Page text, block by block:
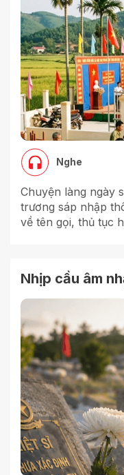
Nghe
Chuyện làng ngày
trương sáp nhập
về tên gọi, thủ tục
Nhịp cầu âm